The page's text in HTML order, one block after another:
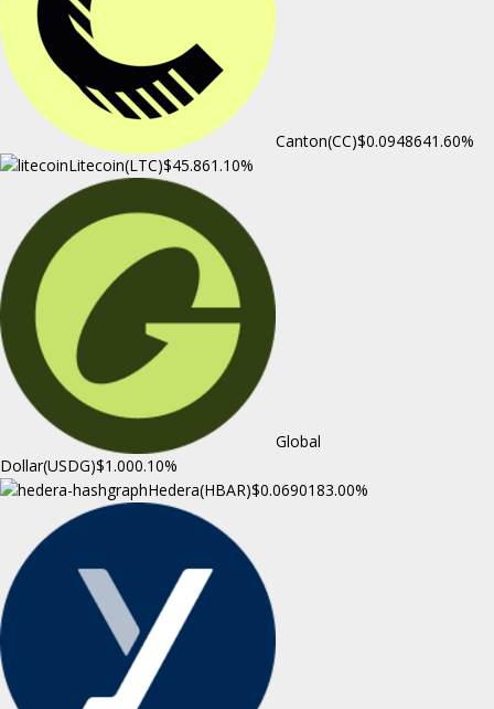
Canton(CC)$0.0948641.60%
Litecoin(LTC)$45.861.10%
Global
Dollar(USDG)$1.000.10%
Hedera(HBAR)$0.0690183.00%